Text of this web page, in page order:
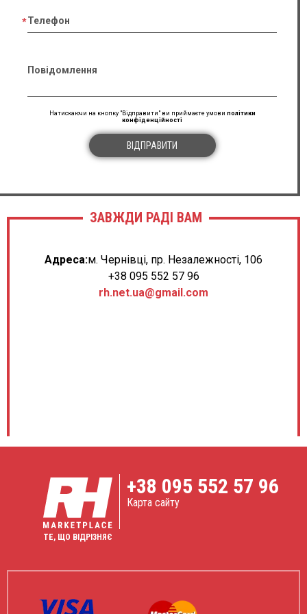
Телефон
Повідомлення
Натискаючи на кнопку "Відправити" ви приймаєте умови політики
конфіденційності
ВІДПРАВИТИ
ЗАВЖДИ РАДІ ВАМ
Адреса:м. Чернівці, пр. Незалежності, 106
+38 095 552 57 96
rh.net.ua@gmail.com
ТЕ, ЩО ВІДРІЗНЯЄ
+38 095 552 57 96
Карта сайту